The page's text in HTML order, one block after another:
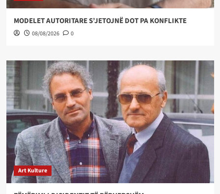
MODELET AUTORITARE S’JETOJNË DOT PA KONFLIKTE
08/08/2026 0
Art Kulture